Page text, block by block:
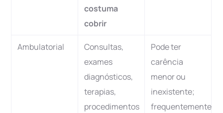
costuma
cobrir
Ambulatorial
Consultas,
exames
diagnósticos,
terapias,
procedimentos
Pode ter
carência
menor ou
inexistente;
frequentemente